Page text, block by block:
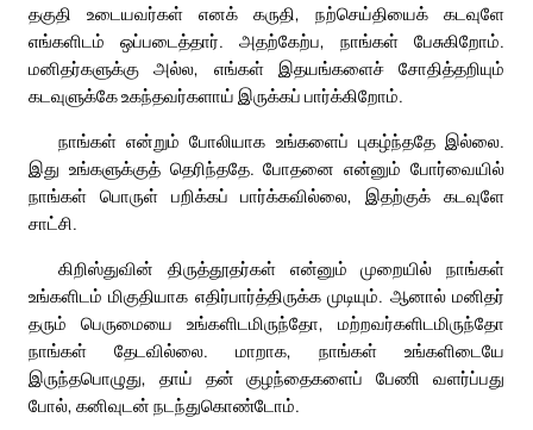
தகுதி உடையவர்கள் எனக் கருதி, நற்செய்தியைக் கடவுளே
எங்களிடம் ஒப்படைத்தார். அதற்கேற்ப, நாங்கள் பேசுகிறோம்.
மனிதர்களுக்கு அல்ல, எங்கள் இதயங்களைச் சோதித்தறியும்
கடவுளுக்கே உகந்தவர்களாய் இருக்கப் பார்க்கிறோம்.
நாங்கள் என்றும் போலியாக உங்களைப் புகழ்ந்ததே இல்லை.
இது உங்களுக்குத் தெரிந்ததே. போதனை என்னும் போர்வையில்
நாங்கள் பொருள் பறிக்கப் பார்க்கவில்லை, இதற்குக் கடவுளே
சாட்சி.
கிறிஸ்துவின் திருத்தூதர்கள் என்னும் முறையில் நாங்கள்
உங்களிடம் மிகுதியாக எதிர்பார்த்திருக்க முடியும். ஆனால் மனிதர்
தரும் பெருமையை உங்களிடமிருந்தோ, மற்றவர்களிடமிருந்தோ
நாங்கள் தேடவில்லை. மாறாக, நாங்கள் உங்களிடையே
இருந்தபொழுது, தாய் தன் குழந்தைகளைப் பேணி வளர்ப்பது
போல், கனிவுடன் நடந்துகொண்டோம்.